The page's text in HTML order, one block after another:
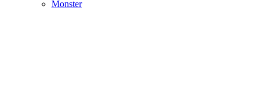
Monster